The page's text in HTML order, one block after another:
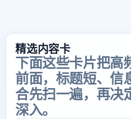
精选内容卡
下面这些卡片把高
前面，标题短、信
合先扫一遍，再决
深入。